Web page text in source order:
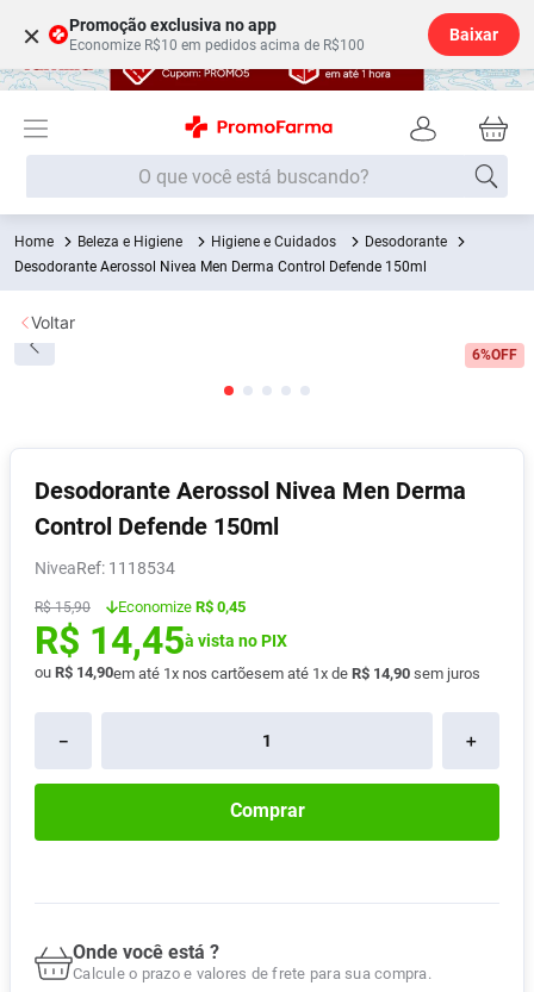
× Promoção exclusiva no app
Economize R$10 em pedidos acima de R$100
Baixar
O que você está buscando?
Beleza e Higiene Higiene e Cuidados
Desodorante
Desodorante Aerossol Nivea Men Derma Control Defende 150ml
6%OFF
Desodorante Aerossol Nivea Men Derma
Control Defende 150ml
Nivea : 1118534
R$ 15,90 Economize R$ 0,45
R$ 14,45à vista no PIX
ou R$ 14,90em até 1x nos cartõesem até 1x de R$ 14,90 sem juros
＋
－
Comprar
Onde você está ?
Calcule o prazo e valores de frete para sua compra.
Voltar
Termos mais buscados
1º Fralda
2
5º Fralda G
6º Shampoo
7º Desodorante
8º Absorvente
9º Vitamina D
10 Lavitan